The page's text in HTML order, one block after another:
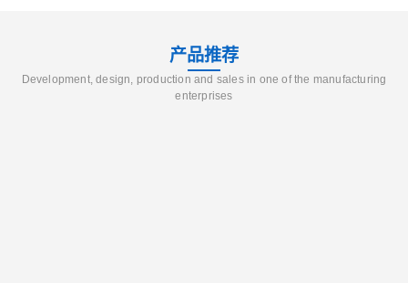
产品推荐
Development, design, production and sales in one of the manufacturing
enterprises